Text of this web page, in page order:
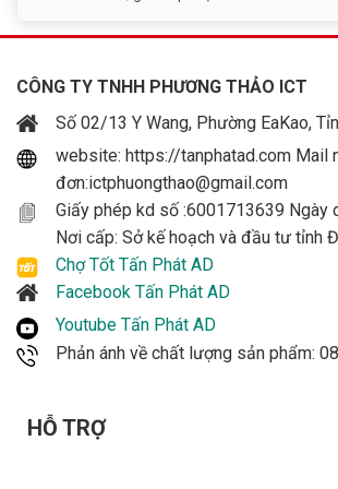
CÔNG TY TNHH PHƯƠNG THẢO ICT
Số 02/13 Y Wang, Phường EaKao,
website: https://tanphatad.com Mail
đơn:ictphuongthao@gmail.com
Giấy phép kd số :6001713639 Ngày
Nơi cấp: Sở kế hoạch và đầu tư tỉnh
Chợ Tốt Tấn Phát AD
Facebook Tấn Phát AD
Youtube Tấn Phát AD
Phản ánh về chất lượng sản phẩm:
HỖ TRỢ